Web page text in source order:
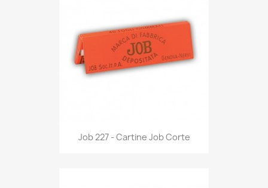
Anteprima
Job 227 - Cartine Job Corte